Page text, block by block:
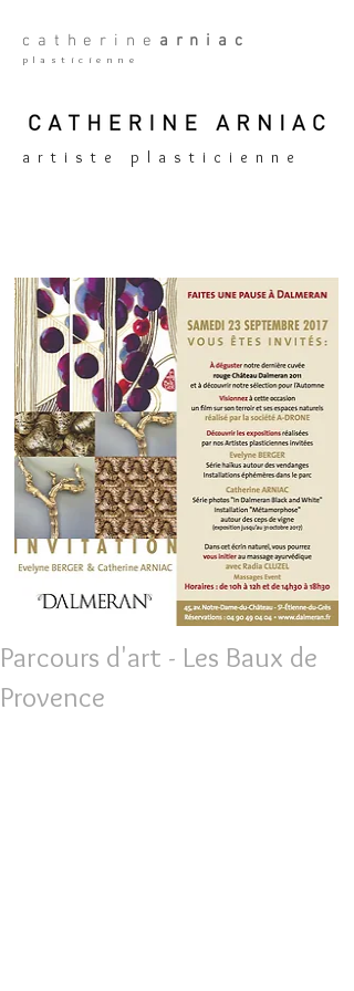
catherine arniac
plasticienne
artiste plasticienne
Parcours d'art - Les Baux de
Provence